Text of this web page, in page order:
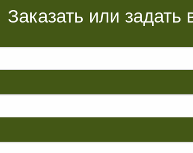
Заказать или задать